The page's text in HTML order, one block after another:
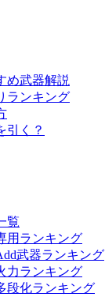
め武器解説
ランキング
引く？
覧
用ランキング
武器ランキング
力ランキング
段化ランキング